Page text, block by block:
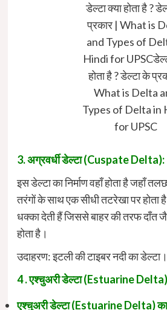
डेल्टा क्या होता है ?
प्रकार | What is
and Types of
Hindi for
होता है ? डेल्टा के
What is Delta
Types of Delta in
for UPSC
3. अग्रवर्धी डेल्टा (Cuspate Delta):
इस डेल्टा का निर्माण वहाँ होता है जहाँ
तरंगों के साथ एक सीधी तटरेखा पर
धक्का देती हैं जिससे बाहर की तरफ दाँत
होता है।
उदाहरण: इटली की टाइबर नदी का डेल्टा।
4 . एश्चुअरी डेल्टा (Estuarine Delta)
एश्चुअरी डेल्टा (Estuarine Delta)